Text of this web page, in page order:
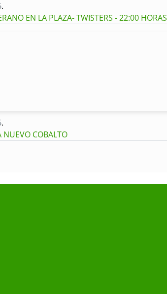
.
EN LA PLAZA- TWISTERS - 22:00 HORAS
.
NUEVO COBALTO